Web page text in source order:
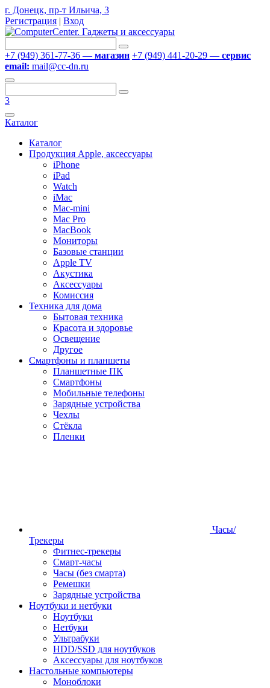
г. Донецк, пр-т Ильича, 3
Регистрация | Вход
+7 (949) 361-77-36 — магазин +7 (949) 441-20-29 — сервис
email: mail@cc-dn.ru
3
Каталог
Каталог
Продукция Apple, аксессуары
iPhone
iPad
Watch
iMac
Mac-mini
Mac Pro
MacBook
Мониторы
Базовые станции
Apple TV
Акустика
Аксессуары
Комиссия
Техника для дома
Бытовая техника
Красота и здоровье
Освещение
Другое
Смартфоны и планшеты
Планшетные ПК
Смартфоны
Мобильные телефоны
Зарядные устройства
Чехлы
Стёкла
Пленки
Часы/
Трекеры
Фитнес-трекеры
Смарт-часы
Часы (без смарта)
Ремешки
Зарядные устройства
Ноутбуки и нетбуки
Ноутбуки
Нетбуки
Ультрабуки
HDD/SSD для ноутбуков
Аксессуары для ноутбуков
Настольные компьютеры
Моноблоки